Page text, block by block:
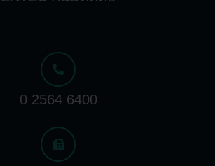
0 2564 6400